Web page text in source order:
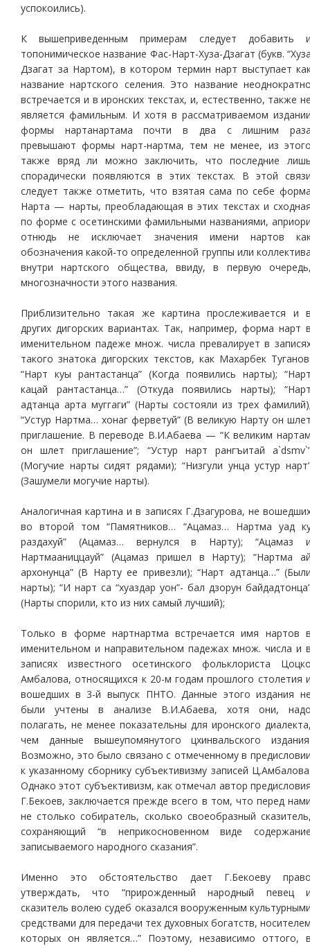
успокоились).
К вышеприведенным примерам следует добавить
топонимическое название Фас-Нарт-Хуза-Дзагат (букв.
Дзагат за Нартом), в котором термин нарт выступает
название нартского селения. Это название
встречается и в иронских текстах, и, естественно, также
является фамильным. И хотя в рассматриваемом
формы нартанартама почти в два с лишним
превышают формы нарт-нартма, тем не менее, из
также вряд ли можно заключить, что последние
спорадически появляются в этих текстах. В этой
следует также отметить, что взятая сама по себе
Нарта — нарты, преобладающая в этих текстах и
по форме с осетинскими фамильными названиями,
отнюдь не исключает значения имени нартов
обозначения какой-то определенной группы или
внутри нартского общества, ввиду, в первую
многозначности этого названия.
Приблизительно такая же картина прослеживается и
других дигорских вариантах. Так, например, форма нарт
именительном падеже множ. числа превалирует в
такого знатока дигорских текстов, как Махарбек
“Нарт куы рантастанца” (Когда появились нарты);
кацай рантастанца…” (Откуда появились нарты);
адтанца арта муггаги” (Нарты состояли из трех
“Устур Нартма… хонаг ферветуй” (В великую Нарту он
приглашение. В переводе В.И.Абаева — “К великим
он шлет приглашение”; “Устур нарт рангъитай
(Могучие нарты сидят рядами); “Низгули унца устур
(Зашумели могучие нарты).
Аналогичная картина и в записях Г.Дзагурова, не
во второй том “Памятников… “Ацамаз… Нартма уад
раздахуй” (Ацамаз… вернулся в Нарту); “Ацамаз
Нартмааниццауй” (Ацамаз пришел в Нарту); “Нартма
архонунца” (В Нарту ее привезли); “Нарт адтанца…”
нарты); “И нарт са “хуаздар уон”- бал дзорун
(Нарты спорили, кто из них самый лучший);
Только в форме нартнартма встречается имя нартов
именительном и направительном падежах множ. числа и
записях известного осетинского фольклориста
Амбалова, относящихся к 20-м годам прошлого столетия
вошедших в 3-й выпуск ПНТО. Данные этого издания
были учтены в анализе В.И.Абаева, хотя они,
полагать, не менее показательны для иронского
чем данные вышеупомянутого цхинвальского
Возможно, это было связано с отмеченному в
к указанному сборнику субъективизму записей
Однако этот субъективизм, как отмечал автор
Г.Бекоев, заключается прежде всего в том, что перед
не столько собиратель, сколько своеобразный
сохраняющий “в неприкосновенном виде
записываемого народного сказания”.
Именно это обстоятельство дает Г.Бекоеву
утверждать, что “прирожденный народный певец
сказитель волею судеб оказался вооруженным
средствами для передачи тех духовных богатств,
которых он является…” Поэтому, независимо оттого,